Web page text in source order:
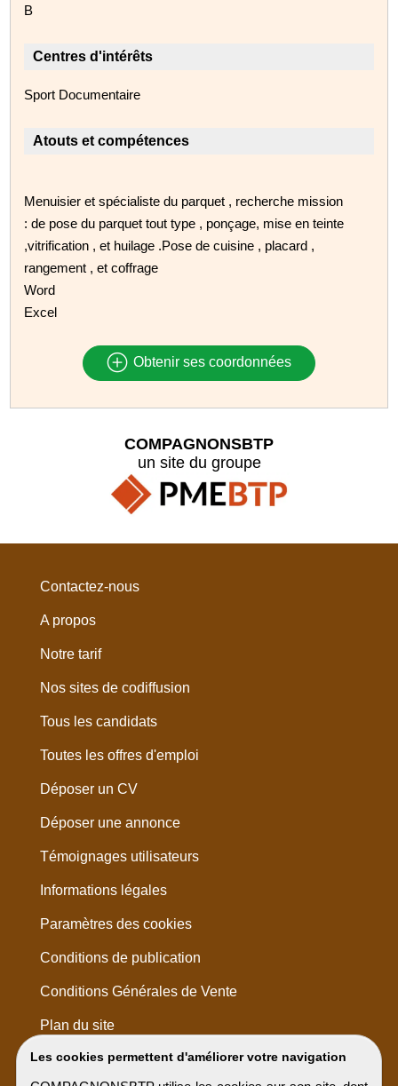
B
Centres d'intérêts
Sport Documentaire
Atouts et compétences
Menuisier et spécialiste du parquet , recherche mission
: de pose du parquet tout type , ponçage, mise en teinte
,vitrification , et huilage .Pose de cuisine , placard ,
rangement , et coffrage
Word
Excel
Obtenir ses coordonnées
Les cookies permettent d'améliorer votre navigation
COMPAGNONSBTP
un site du groupe
Contactez-nous
A propos
Notre tarif
Nos sites de codiffusion
Tous les candidats
Toutes les offres d'emploi
Déposer un CV
Déposer une annonce
Témoignages utilisateurs
Informations légales
Paramètres des cookies
Conditions de publication
Conditions Générales de Vente
Plan du site